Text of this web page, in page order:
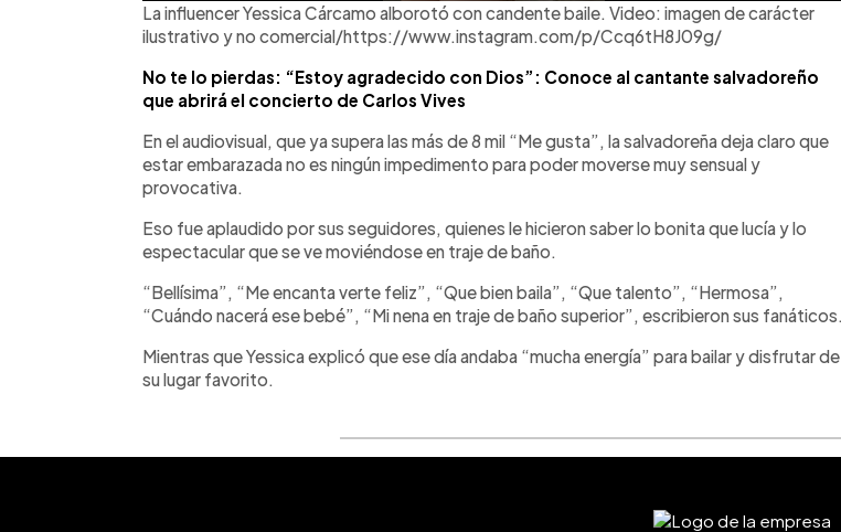
La influencer Yessica Cárcamo alborotó con candente baile. Video: imagen de carácter
ilustrativo y no comercial/https://www.instagram.com/p/Ccq6tH8J09g/
No te lo pierdas: “Estoy agradecido con Dios”: Conoce al cantante salvadoreño
que abrirá el concierto de Carlos Vives
En el audiovisual, que ya supera las más de 8 mil “Me gusta”, la salvadoreña deja claro que
estar embarazada no es ningún impedimento para poder moverse muy sensual y
provocativa.
Eso fue aplaudido por sus seguidores, quienes le hicieron saber lo bonita que lucía y lo
espectacular que se ve moviéndose en traje de baño.
“Bellísima”, “Me encanta verte feliz”, “Que bien baila”, “Que talento”, “Hermosa”,
“Cuándo nacerá ese bebé”, “Mi nena en traje de baño superior”, escribieron sus fanáticos.
Mientras que Yessica explicó que ese día andaba “mucha energía” para bailar y disfrutar de
su lugar favorito.